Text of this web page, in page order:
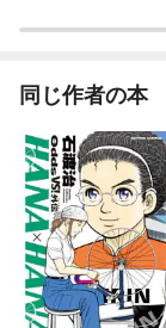
同じ作者の本